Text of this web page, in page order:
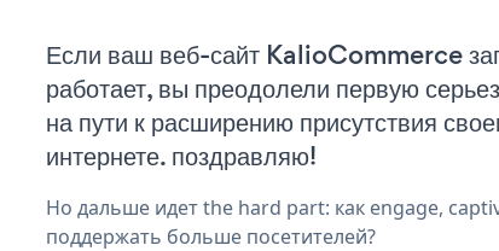
Если ваш веб-сайт KalioCommerce
работает, вы преодолели первую
на пути к расширению присутствия
интернете. поздравляю!
Но дальше идет the hard part: как engage,
поддержать больше посетителей?